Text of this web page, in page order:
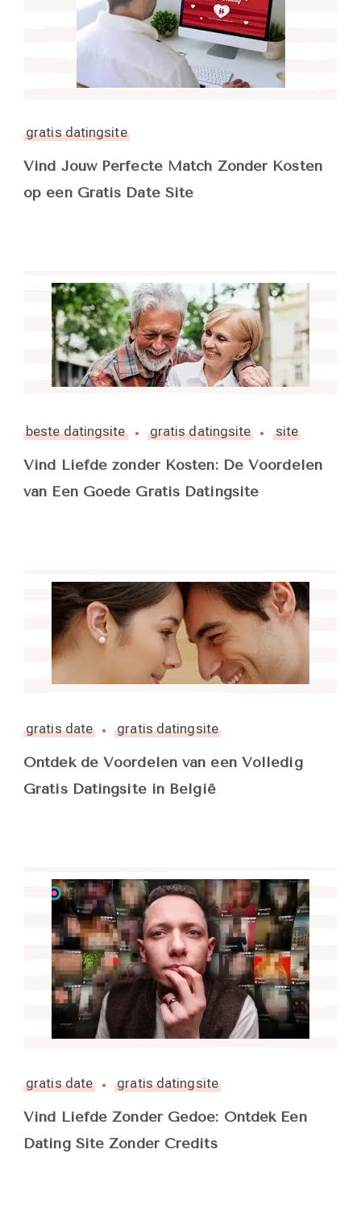
gratis datingsite
Vind Jouw Perfecte Match Zonder Kosten
op een Gratis Date Site
beste datingsite gratis datingsite site
Vind Liefde zonder Kosten: De Voordelen
van Een Goede Gratis Datingsite
gratis date gratis datingsite
Ontdek de Voordelen van een Volledig
Gratis Datingsite in België
gratis date gratis datingsite
Vind Liefde Zonder Gedoe: Ontdek Een
Dating Site Zonder Credits